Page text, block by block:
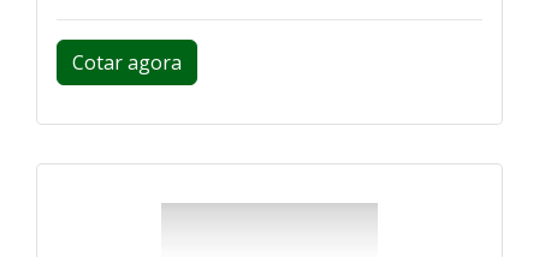
Cotar agora